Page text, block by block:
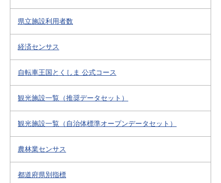
県立施設利用者数
経済センサス
自転車王国とくしま 公式コース
観光施設一覧（推奨データセット）
観光施設一覧（自治体標準オープンデータセット）
農林業センサス
都道府県別指標